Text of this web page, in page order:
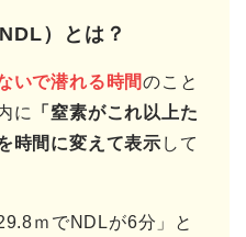
）とは？
いで潜れる時間のこと
に
「窒素がこれ以上た
時間に変えて表示 して
ｍでNDLが6分」と